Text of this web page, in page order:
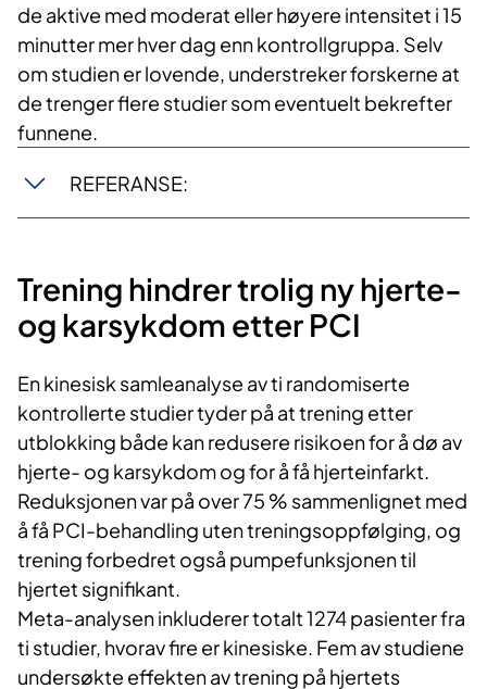
de aktive med moderat eller høyere intensitet i 15
minutter mer hver dag enn kontrollgruppa. Selv
om studien er lovende, understreker forskerne at
de trenger flere studier som eventuelt bekrefter
funnene.
REFERANSE:
Trening hindrer trolig ny hjerte-
og karsykdom etter PCI
En kinesisk samleanalyse av ti randomiserte
kontrollerte studier tyder på at trening etter
utblokking både kan redusere risikoen for å dø av
hjerte- og karsykdom og for å få hjerteinfarkt.
Reduksjonen var på over 75 % sammenlignet med
å få PCI-behandling uten treningsoppfølging, og
trening forbedret også pumpefunksjonen til
hjertet signifikant.
Meta-analysen inkluderer totalt 1274 pasienter fra
ti studier, hvorav fire er kinesiske. Fem av studiene
undersøkte effekten av trening på hjertets